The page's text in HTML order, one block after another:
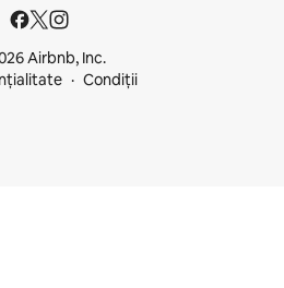
Airbnb, Inc.
Condiții